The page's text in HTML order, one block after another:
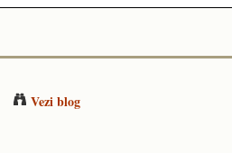
Vezi blog